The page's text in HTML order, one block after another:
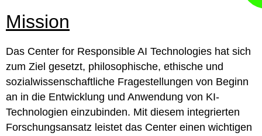
Mission
Das Center for Responsible AI Technologies hat sich
zum Ziel gesetzt, philosophische, ethische und
sozialwissenschaftliche Fragestellungen von Beginn
an in die Entwicklung und Anwendung von KI-
Technologien einzubinden. Mit diesem integrierten
Forschungsansatz leistet das Center einen wichtigen